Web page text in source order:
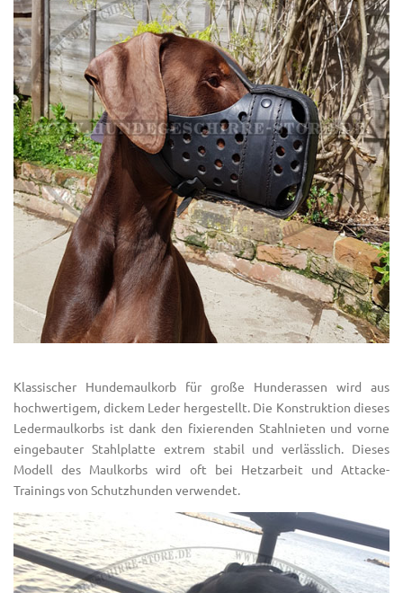
Klassischer Hundemaulkorb für große Hunderassen wird aus
hochwertigem, dickem Leder hergestellt. Die Konstruktion dieses
Ledermaulkorbs ist dank den fixierenden Stahlnieten und vorne
eingebauter Stahlplatte extrem stabil und verlässlich. Dieses
Modell des Maulkorbs wird oft bei Hetzarbeit und Attacke-
Trainings von Schutzhunden verwendet.